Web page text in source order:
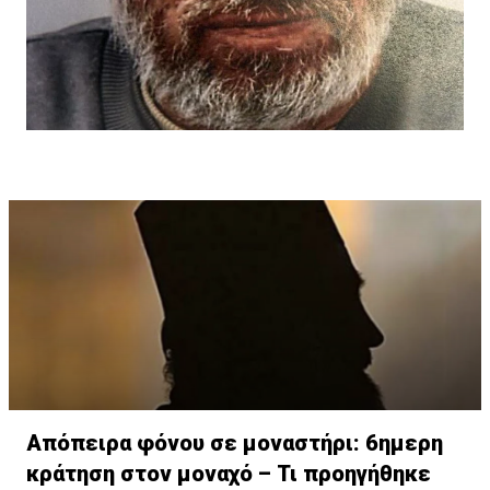
Απόπειρα φόνου σε μοναστήρι: 6ημερη
κράτηση στον μοναχό – Τι προηγήθηκε